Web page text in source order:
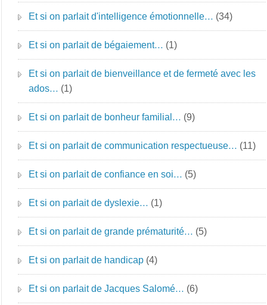
Et si on parlait d'intelligence émotionnelle… (34)
Et si on parlait de bégaiement… (1)
Et si on parlait de bienveillance et de fermeté avec les
ados… (1)
Et si on parlait de bonheur familial… (9)
Et si on parlait de communication respectueuse… (11)
Et si on parlait de confiance en soi… (5)
Et si on parlait de dyslexie… (1)
Et si on parlait de grande prématurité… (5)
Et si on parlait de handicap (4)
Et si on parlait de Jacques Salomé… (6)